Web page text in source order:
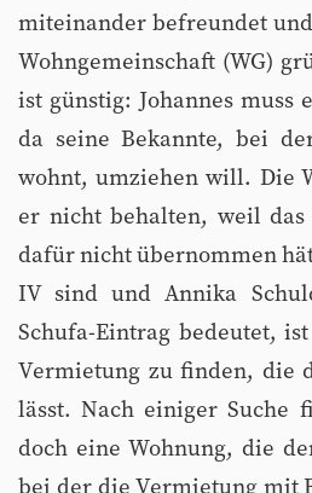
miteinander befreundet
Wohngemeinschaft (WG)
ist günstig: Johannes muss
da seine Bekannte, bei
wohnt, umziehen will. Die
er nicht behalten, weil
dafür nicht übernommen
IV sind und Annika
Schufa-Eintrag bedeutet,
Vermietung zu finden, die
lässt. Nach einiger Suche
doch eine Wohnung, die